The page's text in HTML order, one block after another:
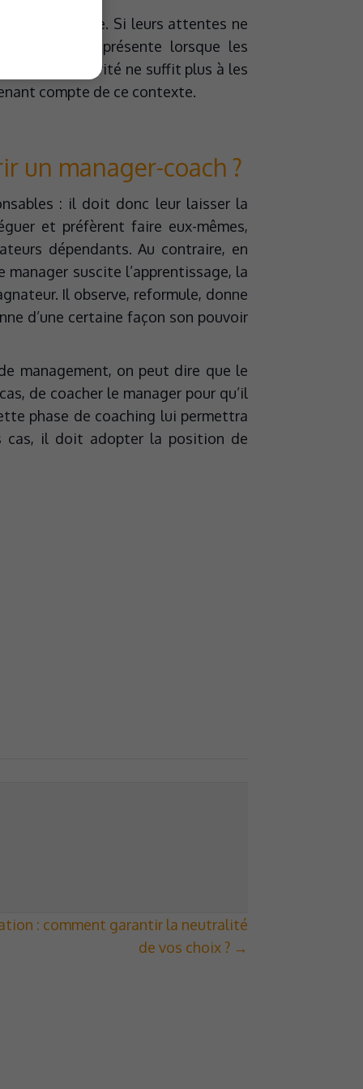
leur hiérarchie. Si leurs attentes ne
plus présente lorsque les
seule autorité ne suffit plus à les
compte de ce contexte.
un manager-coach ?
: il doit donc leur laisser la
et préfèrent faire eux-mêmes,
dépendants. Au contraire, en
suscite l’apprentissage, la
Il observe, reformule, donne
d’une certaine façon son pouvoir
management, on peut dire que le
de coacher le manager pour qu’il
phase de coaching lui permettra
cas, il doit adopter la position de
: comment garantir la neutralité
de vos choix ? →